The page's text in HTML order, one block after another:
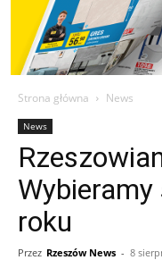
Strona główna News
News
roku
Przez Rzeszów News - 8